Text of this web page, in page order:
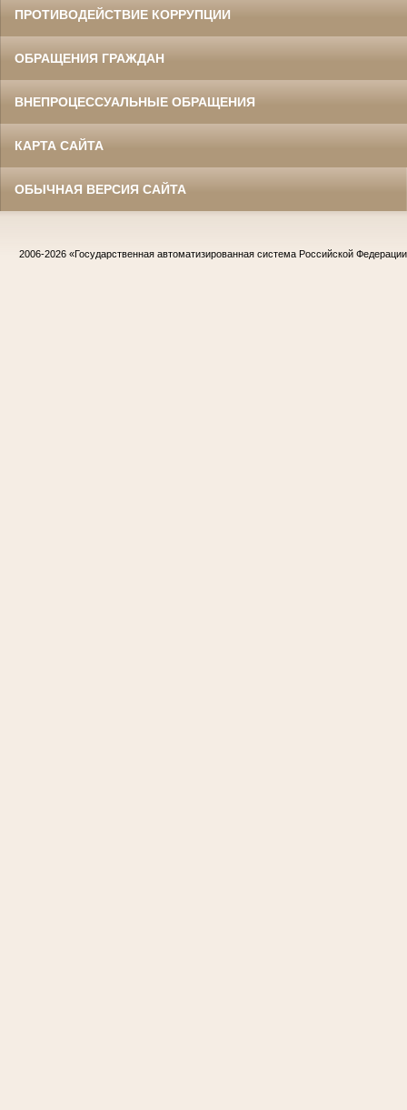
ПРОТИВОДЕЙСТВИЕ КОРРУПЦИИ
ОБРАЩЕНИЯ ГРАЖДАН
ВНЕПРОЦЕССУАЛЬНЫЕ ОБРАЩЕНИЯ
КАРТА САЙТА
ОБЫЧНАЯ ВЕРСИЯ САЙТА
2006-2026 «Государственная автоматизированная система Российской